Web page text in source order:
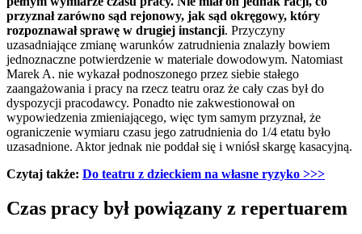
przyznał zarówno sąd rejonowy, jak sąd okręgowy, który
rozpoznawał sprawę w drugiej instancji. Przyczyny
uzasadniające zmianę warunków zatrudnienia znalazły bowiem
jednoznaczne potwierdzenie w materiale dowodowym. Natomiast
Marek A. nie wykazał podnoszonego przez siebie stałego
zaangażowania i pracy na rzecz teatru oraz że cały czas był do
dyspozycji pracodawcy. Ponadto nie zakwestionował on
wypowiedzenia zmieniającego, więc tym samym przyznał, że
ograniczenie wymiaru czasu jego zatrudnienia do 1/4 etatu było
uzasadnione. Aktor jednak nie poddał się i wniósł skargę kasacyjną.
Czytaj także: Do teatru z dzieckiem na własne ryzyko >>>
Czas pracy był powiązany z repertuarem